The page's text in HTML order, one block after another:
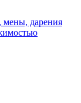
мены, дарения